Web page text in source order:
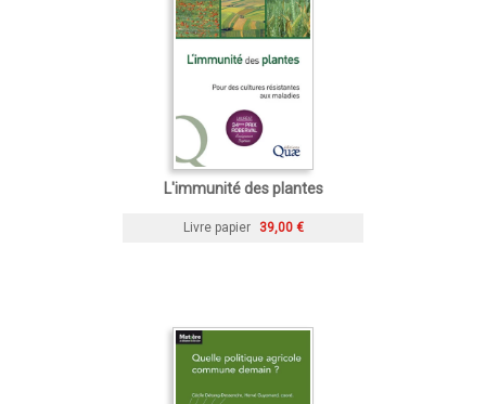
L'immunité des plantes
Livre papier 39,00 €